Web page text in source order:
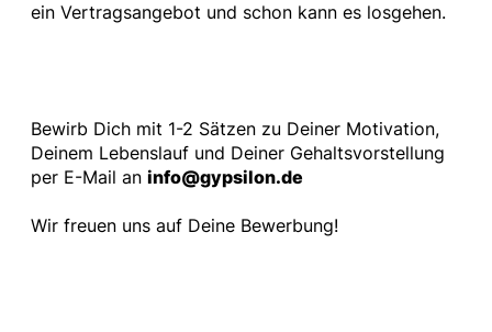
ein Vertragsangebot und schon kann es losgehen.
Bewirb Dich mit 1-2 Sätzen zu Deiner Motivation,
Deinem Lebenslauf und Deiner Gehaltsvorstellung
per E-Mail an info@gypsilon.de
Wir freuen uns auf Deine Bewerbung!